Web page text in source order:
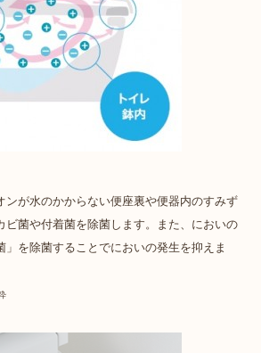
ンが水のかからない便座裏や便器内のすみず
ビ菌や付着菌を除菌します。また、においの
」を除菌することでにおいの発生を抑えま